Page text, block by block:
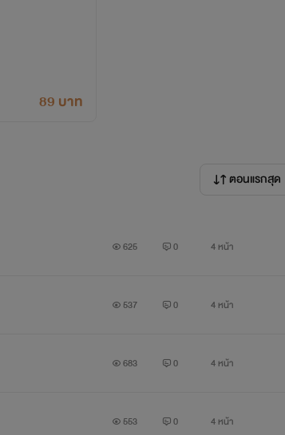
จึงเป็นนิยายรักที่เหมาะสำหรับผู้ใหญ่เท่านั้น
89 บาท
ตอนแรกสุด
625 0 4 หน้า
537 0 4 หน้า
683 0 4 หน้า
553 0 4 หน้า